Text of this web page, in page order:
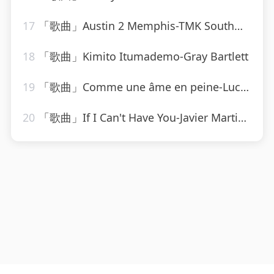
17 「歌曲」Austin 2 Memphis-TMK South、Lil Wyte
18 「歌曲」Kimito Itumademo-Gray Bartlett
19 「歌曲」Comme une âme en peine-Lucky Blondo
20 「歌曲」If I Can't Have You-Javier Martinez